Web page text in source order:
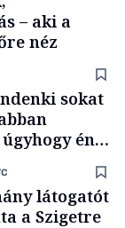
– aki a
néz
sokat
én
látogatót
a Szigetre